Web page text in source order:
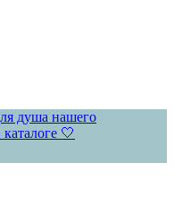
душа нашего
🤍